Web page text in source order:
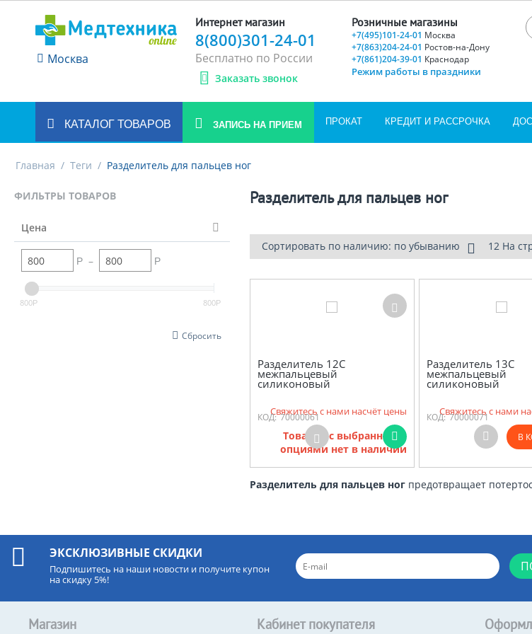
Москва
Интернет магазин
8(800)301-24-01
Бесплатно по России
Заказать звонок
Розничные магазины
+7(495)101-24-01 Москва
+7(863)204-24-01 Ростов-на-Дону
+7(861)204-39-01 Краснодар
Режим работы в праздники
КАТАЛОГ ТОВАРОВ ЗАПИСЬ НА ПРИЕМ ПРОКАТ КРЕДИТ И РАССРОЧКА
Главная / Теги / Разделитель для пальцев ног
ФИЛЬТРЫ ТОВАРОВ
Цена
Р – Р
800Р 800Р
Сбросить
Разделитель для пальцев ног
Сортировать по наличию: по убыванию 12 На
Разделитель 12С
межпальцевый
силиконовый
КОД: 70000061
Свяжитесь с нами насчёт цены
Товаров с выбранными
опциями нет в наличии
Разделитель 13С
межпальцевый
силиконовый
КОД: 70000071
Свяжитесь с нами
В
Разделитель для пальцев ногпредотвращает
ЭКСКЛЮЗИВНЫЕ СКИДКИ
Подпишитесь на наши новости и получите купон
на скидку 5%!
Магазин Кабинет покупателя